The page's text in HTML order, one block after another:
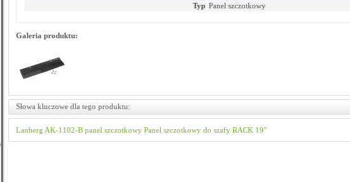
Typ Panel szczotkowy
Galeria produktu:
Słowa kluczowe dla tego produktu:
Lanberg AK-1102-B panel szczotkowy Panel szczotkowy do szafy RACK 19"